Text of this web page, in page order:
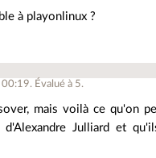
à playonlinux ?
00:19. Évalué à 5.
mais voilà ce qu'on
d'Alexandre Julliard et